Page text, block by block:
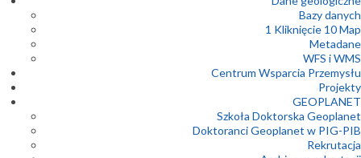
Bazy danych
1 Kliknięcie 10 Map
Metadane
WFS i WMS
Centrum Wsparcia Przemysłu
Projekty
GEOPLANET
Szkoła Doktorska Geoplanet
Doktoranci Geoplanet w PIG-PIB
Rekrutacja